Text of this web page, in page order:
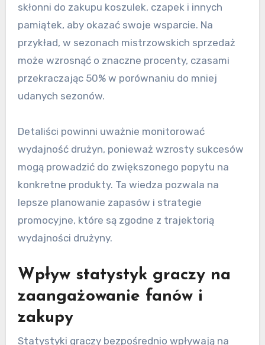
skłonni do zakupu koszulek, czapek i innych
pamiątek, aby okazać swoje wsparcie. Na
przykład, w sezonach mistrzowskich sprzedaż
może wzrosnąć o znaczne procenty, czasami
przekraczając 50% w porównaniu do mniej
udanych sezonów.
Detaliści powinni uważnie monitorować
wydajność drużyn, ponieważ wzrosty sukcesów
mogą prowadzić do zwiększonego popytu na
konkretne produkty. Ta wiedza pozwala na
lepsze planowanie zapasów i strategie
promocyjne, które są zgodne z trajektorią
wydajności drużyny.
Wpływ statystyk graczy na
zaangażowanie fanów i
zakupy
Statystyki graczy bezpośrednio wpływają na